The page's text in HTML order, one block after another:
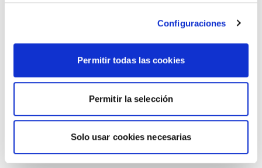
Configuraciones
Permitir todas las cookies
Permitir la selección
Solo usar cookies necesarias